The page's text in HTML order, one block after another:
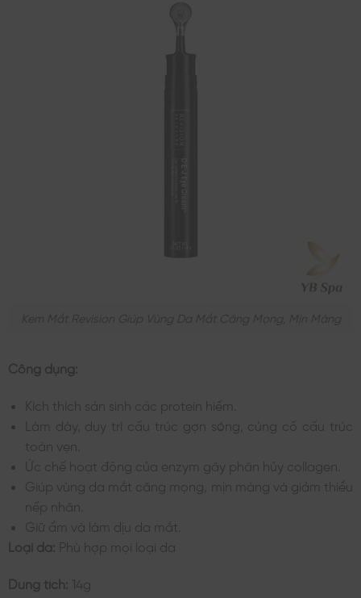
Kem Mắt Revision Giúp Vùng Da Mắt Căng Mọng, Mịn Màng
Công dụng:
Kích thích sản sinh các protein hiếm.
Làm dày, duy trì cấu trúc gợn sóng, củng cố cấu trúc
toàn vẹn.
Ức chế hoạt động của enzym gây phân hủy collagen.
Giúp vùng da mắt căng mọng, mịn màng và giảm thiểu
nếp nhăn.
Giữ ẩm và làm dịu da mắt.
Loại da: Phù hợp mọi loại da
Dung tích: 14g